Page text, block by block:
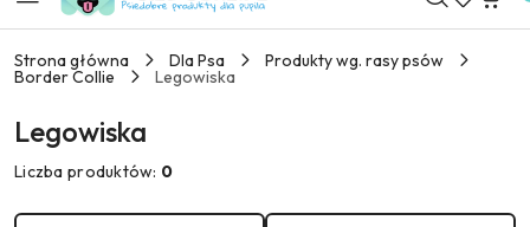
Strona główna Dla Psa Produkty wg. rasy psów
Border Collie Legowiska
Legowiska
Liczba produktów: 0